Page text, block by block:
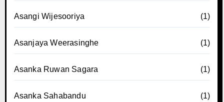
Asangi Wijesooriya (1)
Asanjaya Weerasinghe (1)
Asanka Ruwan Sagara (1)
Asanka Sahabandu (1)